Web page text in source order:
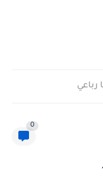
رباعي
0